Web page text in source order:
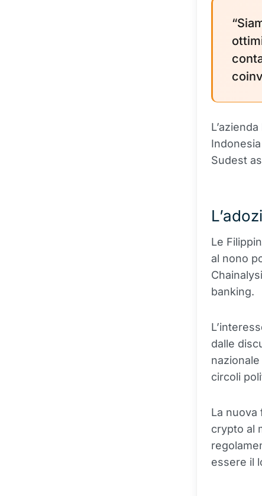
Sudest
Le
al nono
banking.
dalle
circoli
La nuova
crypto al
essere il